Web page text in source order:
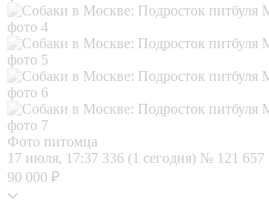
Фото питомца
17 июля, 17:37 336 (1 сегодня) № 121 657
90 000 ₽